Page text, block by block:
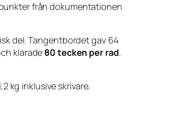
från dokumentationen
del. Tangentbordet gav 64
klarade 80 tecken per rad.
kg inklusive skrivare.